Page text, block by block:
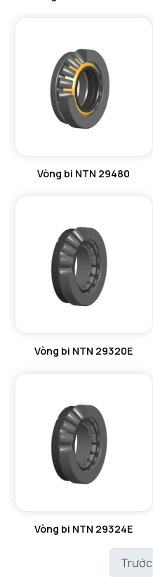
Vòng bi NTN 29480
Vòng bi NTN 29320E
Vòng bi NTN 29324E
Trước